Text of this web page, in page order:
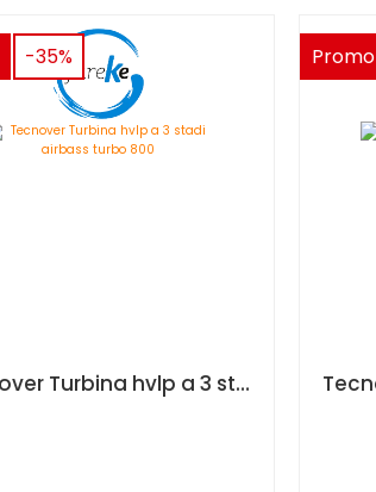
-35%
Tecnover Turbina hvlp a 3 stadi airbass turbo 800
Promo